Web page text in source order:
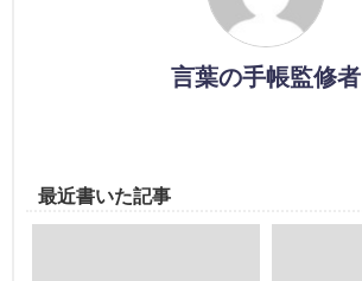
言葉の手帳監修者
最近書いた記事